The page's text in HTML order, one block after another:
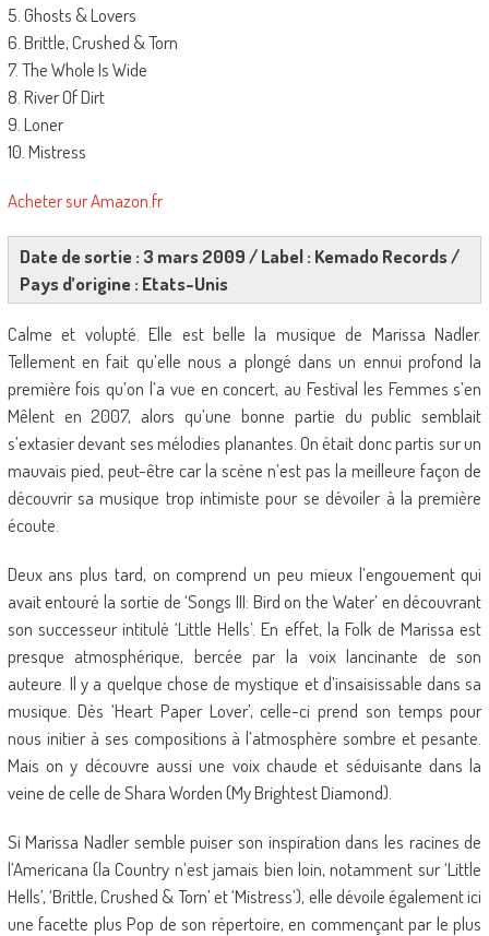
5. Ghosts & Lovers
6. Brittle, Crushed & Torn
7. The Whole Is Wide
8. River Of Dirt
9. Loner
10. Mistress
Acheter sur Amazon.fr
Date de sortie : 3 mars 2009 / Label : Kemado Records /
Pays d’origine : Etats-Unis
Calme et volupté. Elle est belle la musique de Marissa Nadler.
Tellement en fait qu’elle nous a plongé dans un ennui profond la
première fois qu’on l’a vue en concert, au Festival les Femmes s’en
Mêlent en 2007, alors qu’une bonne partie du public semblait
s’extasier devant ses mélodies planantes. On était donc partis sur un
mauvais pied, peut-être car la scène n’est pas la meilleure façon de
découvrir sa musique trop intimiste pour se dévoiler à la première
écoute.
Deux ans plus tard, on comprend un peu mieux l’engouement qui
avait entouré la sortie de ‘Songs III: Bird on the Water’ en découvrant
son successeur intitulé ‘Little Hells’. En effet, la Folk de Marissa est
presque atmosphérique, bercée par la voix lancinante de son
auteure. Il y a quelque chose de mystique et d’insaisissable dans sa
musique. Dès ‘Heart Paper Lover’, celle-ci prend son temps pour
nous initier à ses compositions à l’atmosphère sombre et pesante.
Mais on y découvre aussi une voix chaude et séduisante dans la
veine de celle de Shara Worden (My Brightest Diamond).
Si Marissa Nadler semble puiser son inspiration dans les racines de
l’Americana (la Country n’est jamais bien loin, notamment sur ‘Little
Hells’, ‘Brittle, Crushed & Torn’ et ‘Mistress’), elle dévoile également ici
une facette plus Pop de son répertoire, en commençant par le plus